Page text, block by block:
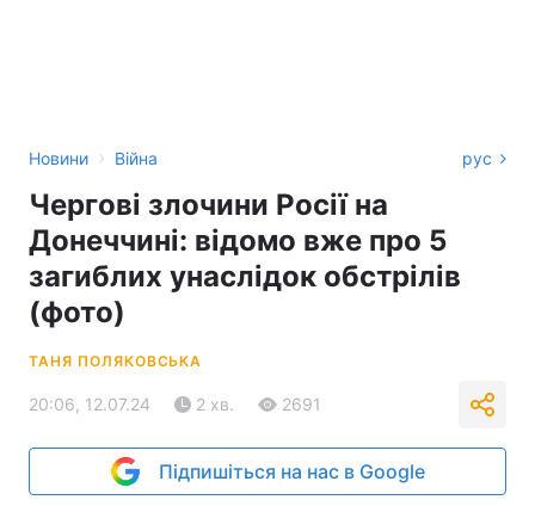
Новини › Війна рус
Чергові злочини Росії на
Донеччині: відомо вже про 5
загиблих унаслідок обстрілів
(фото)
ТАНЯ ПОЛЯКОВСЬКА
20:06, 12.07.24 2 хв. 2691
Підпишіться на нас в Google